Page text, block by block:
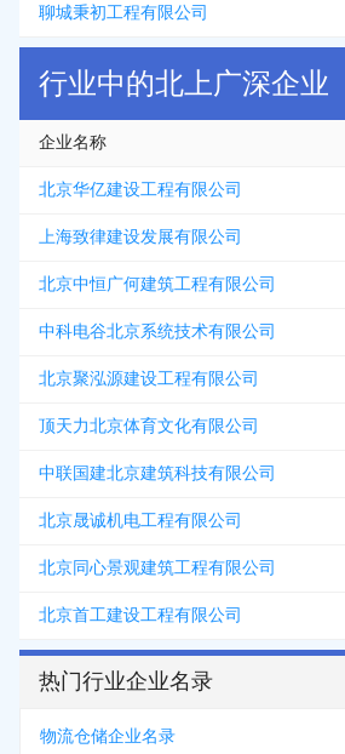
聊城秉初工程有限公司
行业中的北上广深企业
企业名称
北京华亿建设工程有限公司
上海致律建设发展有限公司
北京中恒广何建筑工程有限公司
中科电谷北京系统技术有限公司
北京聚泓源建设工程有限公司
顶天力北京体育文化有限公司
中联国建北京建筑科技有限公司
北京晟诚机电工程有限公司
北京同心景观建筑工程有限公司
北京首工建设工程有限公司
热门行业企业名录
物流仓储企业名录